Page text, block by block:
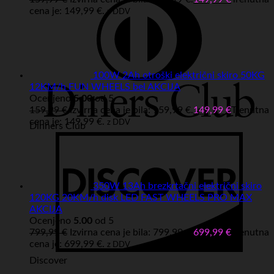
Dinners Club
Discover
cena je: 149,99 €. z DDV
100W 2Ah otroški električni skiro 50KG
12KM/h FUN WHEELS bel AKCIJA
Ocenjeno 5.00od 5
159,99€ Izvirna cena je bila: 159,99 €.149,99 €Trenutna
cena je: 149,99 €. z DDV
350W 13Ah brezkrtačni električni skiro
120KG 20KM/h disk LED FAST WHEELS PRO MAX
AKCIJA
Ocenjeno 5.00 od 5
799,99€ Izvirna cena je bila: 799,99 €. 699,99 € Trenutna
cena je: 699,99 €. z DDV